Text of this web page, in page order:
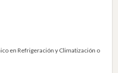
en Refrigeración y Climatización o